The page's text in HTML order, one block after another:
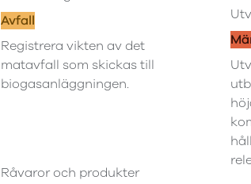
Avfall
Registrera vikten av det
matavfall som skickas till
biogasanläggningen.
Råvaror och produkter